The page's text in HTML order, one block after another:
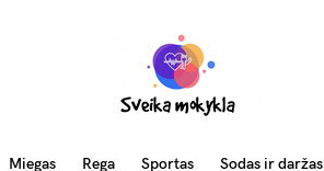
Miegas Rega Sportas Sodas ir daržas